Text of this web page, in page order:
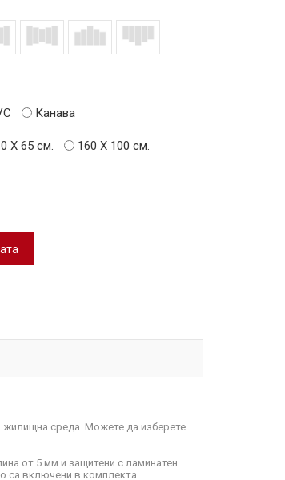
Канава
Х 65 см. 160 Х 100 см.
жилищна среда. Можете да изберете
от 5 мм и защитени с ламинатен
са включени в комплекта.